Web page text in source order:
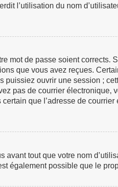
l’utilisation du nom
mot de passe soient
que vous avez reçues.
puissiez ouvrir une session ;
pas de courrier
que l’adresse de
tout que votre nom
également possible que le